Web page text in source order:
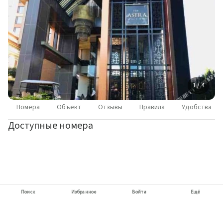
1 / 4
Номера Объект Отзывы Правила Удобства
Доступные номера
Поиск Избранное Войти Ещё